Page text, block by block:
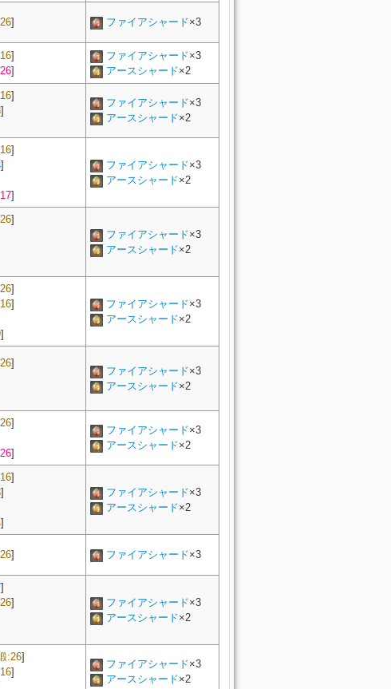
] ファイアシャード×3
]
]
ファイアシャード×3
アースシャード×2
]
]
ファイアシャード×3
アースシャード×2
]
]
]
ファイアシャード×3
アースシャード×2
]
ファイアシャード×3
アースシャード×2
]
]
]
ファイアシャード×3
アースシャード×2
]
ファイアシャード×3
アースシャード×2
]
]
ファイアシャード×3
アースシャード×2
]
]
]
ファイアシャード×3
アースシャード×2
] ファイアシャード×3
]
]
ファイアシャード×3
アースシャード×2
:26]
]
ファイアシャード×3
アースシャード×2